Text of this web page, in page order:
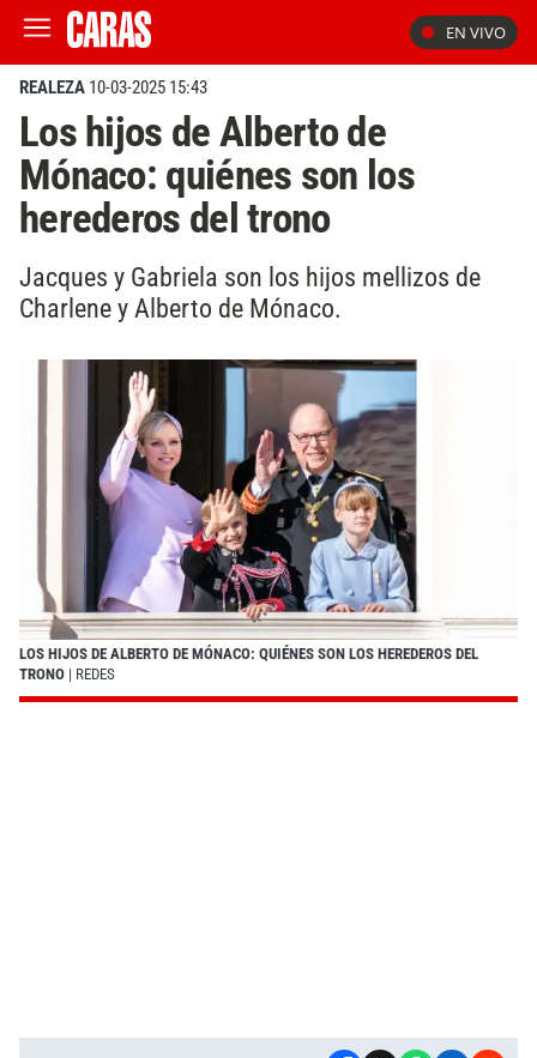
EN VIVO
REALEZA 10-03-2025 15:43
Los hijos de Alberto de
Mónaco: quiénes son los
herederos del trono
Jacques y Gabriela son los hijos mellizos de
Charlene y Alberto de Mónaco.
LOS HIJOS DE ALBERTO DE MÓNACO: QUIÉNES SON LOS HEREDEROS DEL
TRONO | REDES